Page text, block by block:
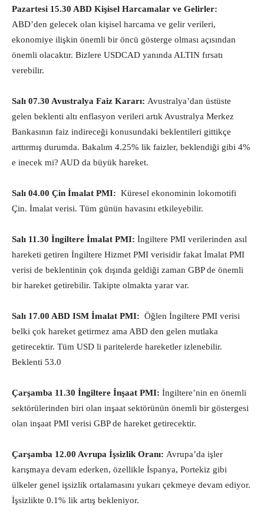
Pazartesi 15.30 ABD Kişisel Harcamalar ve Gelirler:
ABD’den gelecek olan kişisel harcama ve gelir verileri,
ekonomiye ilişkin önemli bir öncü gösterge olması açısından
önemli olacaktır. Bizlere USDCAD yanında ALTIN fırsatı
verebilir.
Salı 07.30 Avustralya Faiz Kararı: Avustralya’dan üstüste
gelen beklenti altı enflasyon verileri artık Avustralya Merkez
Bankasının faiz indireceği konusundaki beklentileri gittikçe
arttırmış durumda. Bakalım 4.25% lik faizler, beklendiği gibi 4%
e inecek mi? AUD da büyük hareket.
Salı 04.00 Çin İmalat PMI: Küresel ekonominin lokomotifi
Çin. İmalat verisi. Tüm günün havasını etkileyebilir.
Salı 11.30 İngiltere İmalat PMI: İngiltere PMI verilerinden asıl
hareketi getiren İngiltere Hizmet PMI verisidir fakat İmalat PMI
verisi de beklentinin çok dışında geldiği zaman GBP de önemli
bir hareket getirebilir. Takipte olmakta yarar var.
Salı 17.00 ABD ISM İmalat PMI: Öğlen İngiltere PMI verisi
belki çok hareket getirmez ama ABD den gelen mutlaka
getirecektir. Tüm USD li paritelerde hareketler izlenebilir.
Beklenti 53.0
Çarşamba 11.30 İngiltere İnşaat PMI: İngiltere’nin en önemli
sektörülerinden biri olan inşaat sektörünün önemli bir göstergesi
olan inşaat PMI verisi GBP de hareket getirecektir.
Çarşamba 12.00 Avrupa İşsizlik Oranı: Avrupa’da işler
karışmaya devam ederken, özellikle İspanya, Portekiz gibi
ülkeler genel işsizlik ortalamasını yukarı çekmeye devam ediyor.
İşsizlikte 0.1% lik artış bekleniyor.